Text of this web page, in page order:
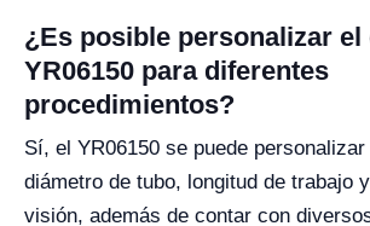
¿Es posible personalizar
YR06150 para diferentes
procedimientos?
Sí, el YR06150 se puede
diámetro de tubo, longitud de trabajo
visión, además de contar con